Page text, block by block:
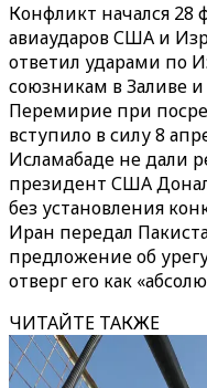
Конфликт начался 28
авиаударов США и
ответил ударами по
союзникам в Заливе
Перемирие при
вступило в силу 8
Исламабаде не дали
президент США
без установления
Иран передал
предложение об
отверг его как
ЧИТАЙТЕ ТАКЖЕ